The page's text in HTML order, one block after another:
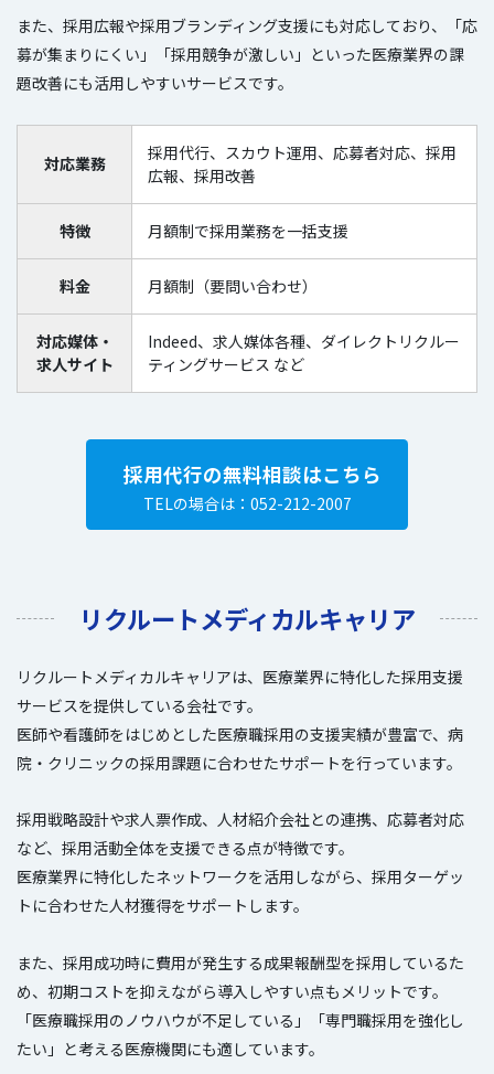
また、採用広報や採用ブランディング支援にも対応しており、「応
募が集まりにくい」「採用競争が激しい」といった医療業界の課
題改善にも活用しやすいサービスです。
対応業務
採用代行、スカウト運用、応募者対応、採用
広報、採用改善
特徴 月額制で採用業務を一括支援
料金 月額制（要問い合わせ）
対応媒体・
求人サイト
Indeed、求人媒体各種、ダイレクトリクルー
ティングサービス など
採用代行の無料相談はこちら
TELの場合は：052-212-2007
リクルートメディカルキャリア
リクルートメディカルキャリアは、医療業界に特化した採用支援
サービスを提供している会社です。
医師や看護師をはじめとした医療職採用の支援実績が豊富で、病
院・クリニックの採用課題に合わせたサポートを行っています。
採用戦略設計や求人票作成、人材紹介会社との連携、応募者対応
など、採用活動全体を支援できる点が特徴です。
医療業界に特化したネットワークを活用しながら、採用ターゲッ
トに合わせた人材獲得をサポートします。
また、採用成功時に費用が発生する成果報酬型を採用しているた
め、初期コストを抑えながら導入しやすい点もメリットです。
「医療職採用のノウハウが不足している」「専門職採用を強化し
たい」と考える医療機関にも適しています。